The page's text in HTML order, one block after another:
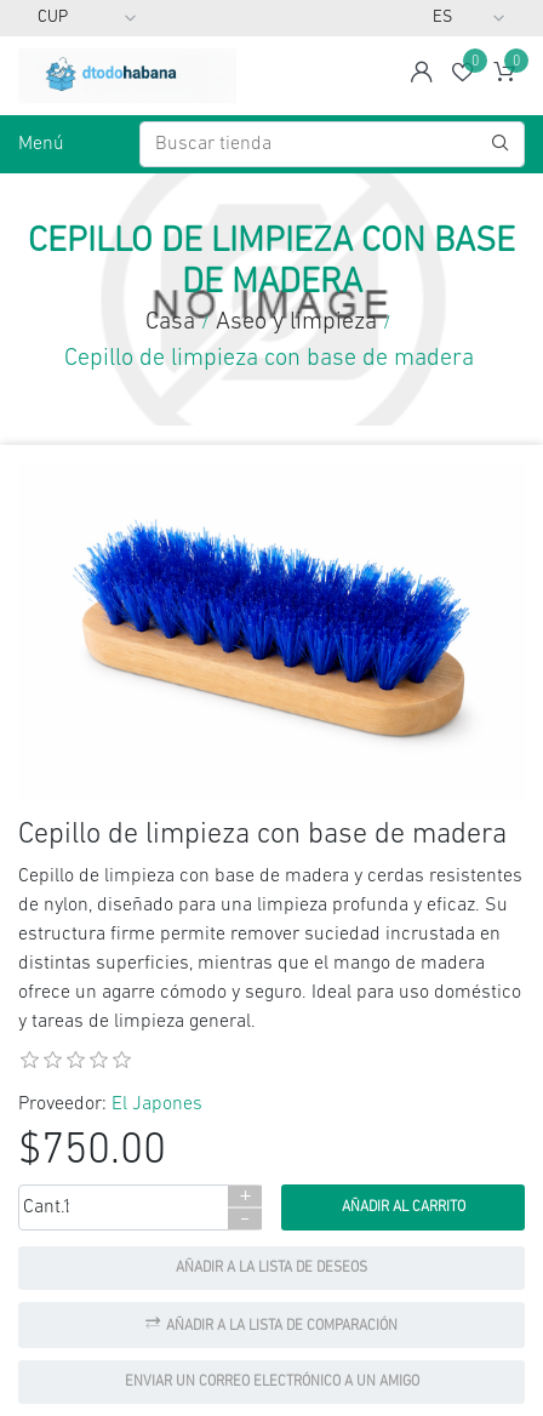
spanLista
0 0
Menú
CEPILLO DE LIMPIEZA CON BASE
DE MADERA
Casa / Aseo y limpieza /
Cepillo de limpieza con base de madera
Cepillo de limpieza con base de madera
Cepillo de limpieza con base de madera y cerdas resistentes
de nylon, diseñado para una limpieza profunda y eficaz. Su
estructura firme permite remover suciedad incrustada en
distintas superficies, mientras que el mango de madera
ofrece un agarre cómodo y seguro. Ideal para uso doméstico
y tareas de limpieza general.
Proveedor: El Japones
$750.00
Cant.:
+
-
AÑADIR A LA LISTA DE DESEOS
AÑADIR A LA LISTA DE COMPARACIÓN
ENVIAR UN CORREO ELECTRÓNICO A UN AMIGO